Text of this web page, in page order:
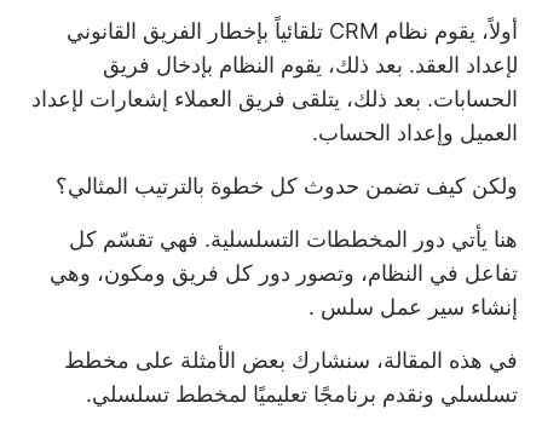
أولاً، يقوم نظام CRM تلقائياً بإخطار الفريق القانوني
لإعداد العقد. بعد ذلك، يقوم النظام بإدخال فريق
الحسابات. بعد ذلك، يتلقى فريق العملاء إشعارات لإعداد
العميل وإعداد الحساب.
ولكن كيف تضمن حدوث كل خطوة بالترتيب المثالي؟
هنا يأتي دور المخططات التسلسلية. فهي تقسّم كل
تفاعل في النظام، وتصور دور كل فريق ومكون، وهي
إنشاء سير عمل سلس .
في هذه المقالة، سنشارك بعض الأمثلة على مخطط
تسلسلي ونقدم برنامجًا تعليميًا لمخطط تسلسلي.